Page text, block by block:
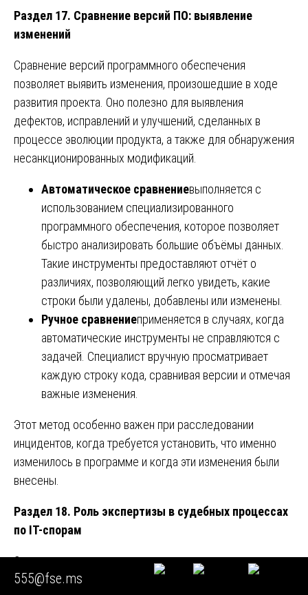
Раздел 17. Сравнение версий ПО: выявление
изменений
Сравнение версий программного обеспечения
позволяет выявить изменения, произошедшие в ходе
развития проекта. Оно полезно для выявления
дефектов, исправлений и улучшений, сделанных в
процессе эволюции продукта, а также для обнаружения
несанкционированных модификаций.
Автоматическое сравнениевыполняется с
использованием специализированного
программного обеспечения, которое позволяет
быстро анализировать большие объёмы данных.
Такие инструменты предоставляют отчёт о
различиях, позволяющий легко увидеть, какие
строки были удалены, добавлены или изменены.
Ручное сравнениеприменяется в случаях, когда
автоматические инструменты не справляются с
задачей. Специалист вручную просматривает
каждую строку кода, сравнивая версии и отмечая
важные изменения.
Этот метод особенно важен при расследовании
инцидентов, когда требуется установить, что именно
изменилось в программе и когда эти изменения были
внесены.
Раздел 18. Роль экспертизы в судебных процессах
по IT-спорам
Экспертное заключение является ключевым
доказательством в судебных спорах, связанных с
555@fse.ms